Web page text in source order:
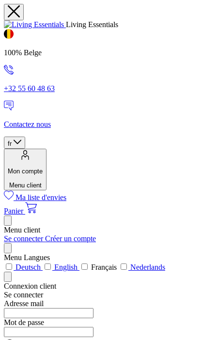
Living Essentials
100% Belge
+32 55 60 48 63
Contactez nous
fr
Mon compte
Menu client
Ma liste d'envies
Panier
Menu client
Se connecterCréer un compte
Menu Langues
Deutsch
English Français Nederlands
Connexion client
Se connecter
Adresse mail
Mot de passe